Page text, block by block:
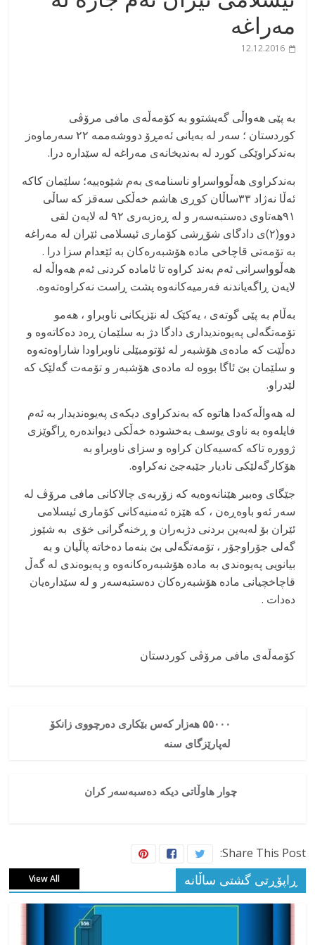
مەراغە
12.12.2016
بە پێی هەواڵی گەیشتوو بە کۆمەڵەی مافی مرۆڤی
کوردستان ؛ سەر لە بەیانی ئەمڕۆ دووشەممە ۲۲ سەرماوەز
بەندکراوێکی کورد لە بەندیخانەی مەراغە لە سێدارە درا.
بەندکراوی هەڵوواسراو ناسنامەی بەم شێوەییە؛ سلێمان کاکە
ئەڵا نەژاد ۳۳ساڵان کوڕی هاشم خەڵکی سەقز کە ساڵی
۹۱هەتاوی دەستبەسەر و لە ڕەزبەری ۹۲ لە لایەن لقی
دوو(۲)ی دادگای شۆڕشی کۆماری ئیسلامی ئێران لە مەراغە
بە تۆمەتی قاچاخی مادە هۆشبەرەکان بە ئێعدام سزا درا .
هەڵوواسرانی ئەم بەند کراوە تا ئامادە کردنی ئەم هەواڵە لە
لایەن ڕاگەیاندنە فەرمیەکانەوە پشت ڕاست نەکراوەتەوە.
بەڵام بە پێی گوتەی ، یەکێک لە نێزیکانی ناوبراو ، هەمو
تۆمەتگەلی پەیوەندیداری دادگا دژ بە سلێمان ڕەد دەکاتەوە و
دەڵێت کە مادەی هۆشبەر لە ئۆتومبێلی ناوبراودا شاراوەتەوە
و سلێمان بێ ئاگا بووە لە مادەی هۆشبەر و تۆمەت گەلێک کە
لێدراو.
لە هەواڵەکەدا هاتوە کە بەندکراوی دیکەی پەیوەندیدار بە ئەم
فایلەوە بە ناوی یوسف بەخشودە خەڵکی دیواندەرە ڕاگوێزی
ژوورە تاکە کەسیەکان کراوە و سزای ناوبراو بە
هۆکارگەلێکی نادیار جێبەجێ نەکراوە.
جێگای وەبیر هێنانەوەیە کە زۆربەی چالاکانی مافی مرۆڤ لە
سەر ئەو باوەڕەن ، کە هێزە ئەمنیەکانی کۆماری ئیسلامی
ئێران بۆ لەبەین بردنی دژبەران و ڕخنەگرانی خۆی بە شێوز
گەلی جۆراوجۆر ، تۆمەتگەلی بێ بنەما دەخاتە پاڵیان و بە
بیانویی پەیوەندی بە مادە هۆشبەرەکانەوە و پەیوەندی لە گەڵ
قاچاخچیانی مادە هۆشبەرەکان دەستبەسەر و لە سێدارەیان
دەدات .
کۆمەڵەی مافی مرۆڤی کوردستان
۵۵۰۰۰ هەزار کەس بێکاری دەرچووی زانکۆ
لەپارێزگای سنە
چوار هاوڵاتی دیکە دەسبەسەر کران
Share This Post:
ڕاپۆڕتی گشتی ساڵانه View All